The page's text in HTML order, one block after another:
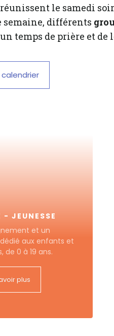
le samedi
semaine, différents
temps de prière et de
calendrier
- JEUNESSE
et un
aux enfants et
de 0 à 19 ans.
plus